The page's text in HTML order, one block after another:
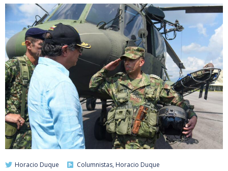
Horacio Duque Columnistas, Horacio Duque